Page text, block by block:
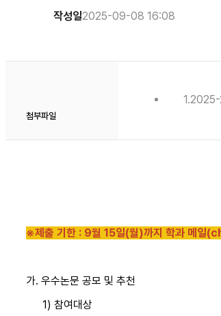
작성일2025-09-08 16:08
첨부파일
1.2025-
※제출 기한 : 9월 15일(월)까지 학과 메일
가. 우수논문 공모 및 추천
1) 참여대상